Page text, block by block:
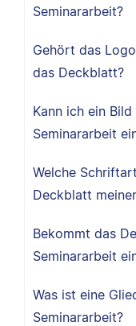
Seminararbeit?
Gehört das
das Deckblatt?
Kann ich ein
Seminararbeit
Welche
Deckblatt
Bekommt das
Seminararbeit
Was ist eine
Seminararbeit?